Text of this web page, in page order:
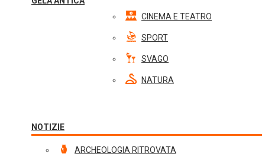
CINEMA E TEATRO
SPORT
SVAGO
NATURA
NOTIZIE
ARCHEOLOGIA RITROVATA